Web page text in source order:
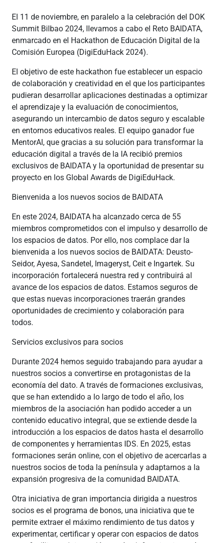
El 11 de noviembre, en paralelo a la celebración del DOK
Summit Bilbao 2024, llevamos a cabo el Reto BAIDATA,
enmarcado en el Hackathon de Educación Digital de la
Comisión Europea (DigiEduHack 2024).
El objetivo de este hackathon fue establecer un espacio
de colaboración y creatividad en el que los participantes
pudieran desarrollar aplicaciones destinadas a optimizar
el aprendizaje y la evaluación de conocimientos,
asegurando un intercambio de datos seguro y escalable
en entornos educativos reales. El equipo ganador fue
MentorAI, que gracias a su solución para transformar la
educación digital a través de la IA recibió premios
exclusivos de BAIDATA y la oportunidad de presentar su
proyecto en los Global Awards de DigiEduHack.
Bienvenida a los nuevos socios de BAIDATA
En este 2024, BAIDATA ha alcanzado cerca de 55
miembros comprometidos con el impulso y desarrollo de
los espacios de datos. Por ello, nos complace dar la
bienvenida a los nuevos socios de BAIDATA: Deusto-
Seidor, Ayesa, Sandetel, Imageryst, Ceit e Ingartek. Su
incorporación fortalecerá nuestra red y contribuirá al
avance de los espacios de datos. Estamos seguros de
que estas nuevas incorporaciones traerán grandes
oportunidades de crecimiento y colaboración para
todos.
Servicios exclusivos para socios
Durante 2024 hemos seguido trabajando para ayudar a
nuestros socios a convertirse en protagonistas de la
economía del dato. A través de formaciones exclusivas,
que se han extendido a lo largo de todo el año, los
miembros de la asociación han podido acceder a un
contenido educativo integral, que se extiende desde la
introducción a los espacios de datos hasta el desarrollo
de componentes y herramientas IDS. En 2025, estas
formaciones serán online, con el objetivo de acercarlas a
nuestros socios de toda la península y adaptarnos a la
expansión progresiva de la comunidad BAIDATA.
Otra iniciativa de gran importancia dirigida a nuestros
socios es el programa de bonos, una iniciativa que te
permite extraer el máximo rendimiento de tus datos y
experimentar, certificar y operar con espacios de datos